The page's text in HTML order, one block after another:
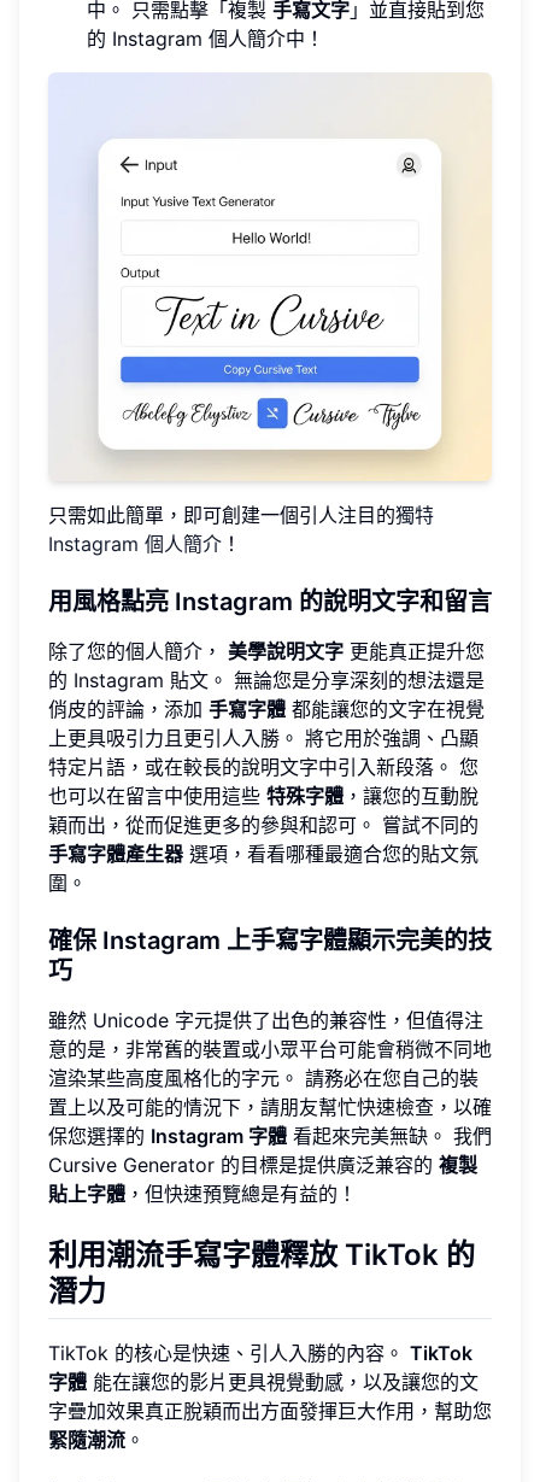
中。 只需點擊「複製 手寫文字 」並直接貼到您
的 Instagram 個人簡介中！
只需如此簡單，即可創建一個引人注目的獨特
Instagram 個人簡介 ！
用風格點亮 Instagram 的說明文字和留言
除了您的個人簡介， 美學說明文字 更能真正提升您
的 Instagram 貼文。 無論您是分享深刻的想法還是
俏皮的評論，添加 手寫字體 都能讓您的文字在視覺
上更具吸引力且更引人入勝。 將它用於強調、凸顯
特定片語，或在較長的說明文字中引入新段落。 您
也可以在留言中使用這些 特殊字體 ，讓您的互動脫
穎而出，從而促進更多的參與和認可。 嘗試不同的
手寫字體產生器 選項，看看哪種最適合您的貼文氛
圍。
確保 Instagram 上手寫字體顯示完美的技
巧
雖然 Unicode 字元提供了出色的兼容性，但值得注
意的是，非常舊的裝置或小眾平台可能會稍微不同地
渲染某些高度風格化的字元。 請務必在您自己的裝
置上以及可能的情況下，請朋友幫忙快速檢查，以確
保您選擇的 Instagram 字體 看起來完美無缺。 我們
Cursive Generator 的目標是提供廣泛兼容的 複製
貼上字體 ，但快速預覽總是有益的！
利用潮流手寫字體釋放 TikTok 的
潛力
TikTok 的核心是快速、引人入勝的內容。 TikTok
字體 能在讓您的影片更具視覺動感，以及讓您的文
字疊加效果真正脫穎而出方面發揮巨大作用，幫助您
緊隨潮流 。